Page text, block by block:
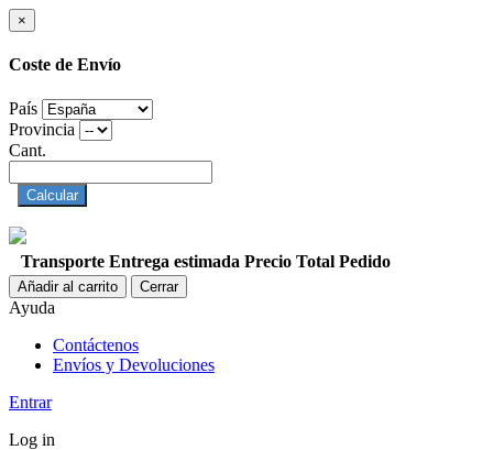
×
Coste de Envío
País
Provincia
Cant.
Calcular
Transporte Entrega estimada Precio Total Pedido
Añadir al carrito Cerrar
Ayuda
Contáctenos
Envíos y Devoluciones
Entrar
Log in